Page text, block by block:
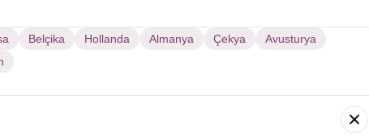
Belçika Hollanda Almanya Çekya
Avusturya